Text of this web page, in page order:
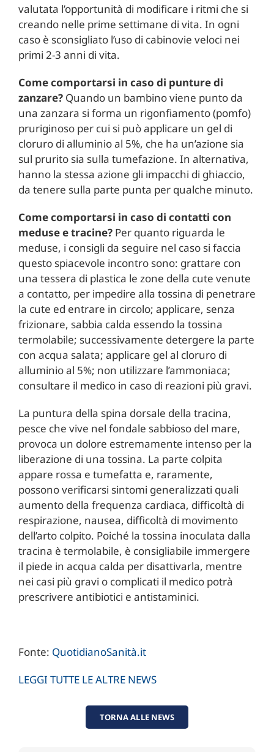
valutata l’opportunità di modificare i ritmi che si
creando nelle prime settimane di vita. In ogni
caso è sconsigliato l’uso di cabinovie veloci nei
primi 2-3 anni di vita.
Come comportarsi in caso di punture di
zanzare? Quando un bambino viene punto da
una zanzara si forma un rigonfiamento (pomfo)
pruriginoso per cui si può applicare un gel di
cloruro di alluminio al 5%, che ha un’azione sia
sul prurito sia sulla tumefazione. In alternativa,
hanno la stessa azione gli impacchi di ghiaccio,
da tenere sulla parte punta per qualche minuto.
Come comportarsi in caso di contatti con
meduse e tracine? Per quanto riguarda le
meduse, i consigli da seguire nel caso si faccia
questo spiacevole incontro sono: grattare con
una tessera di plastica le zone della cute venute
a contatto, per impedire alla tossina di penetrare
la cute ed entrare in circolo; applicare, senza
frizionare, sabbia calda essendo la tossina
termolabile; successivamente detergere la parte
con acqua salata; applicare gel al cloruro di
alluminio al 5%; non utilizzare l’ammoniaca;
consultare il medico in caso di reazioni più gravi.
La puntura della spina dorsale della tracina,
pesce che vive nel fondale sabbioso del mare,
provoca un dolore estremamente intenso per la
liberazione di una tossina. La parte colpita
appare rossa e tumefatta e, raramente,
possono verificarsi sintomi generalizzati quali
aumento della frequenza cardiaca, difficoltà di
respirazione, nausea, difficoltà di movimento
dell’arto colpito. Poiché la tossina inoculata dalla
tracina è termolabile, è consigliabile immergere
il piede in acqua calda per disattivarla, mentre
nei casi più gravi o complicati il medico potrà
prescrivere antibiotici e antistaminici.
Fonte: QuotidianoSanità.it
LEGGI TUTTE LE ALTRE NEWS
TORNA ALLE NEWS